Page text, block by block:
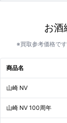
お酒
※買取参考価格で
商品名
山崎 NV
山崎 NV 100周年